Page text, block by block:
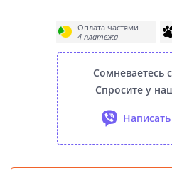
Оплата частями
4 платежа
Сомневаетесь
Спросите у